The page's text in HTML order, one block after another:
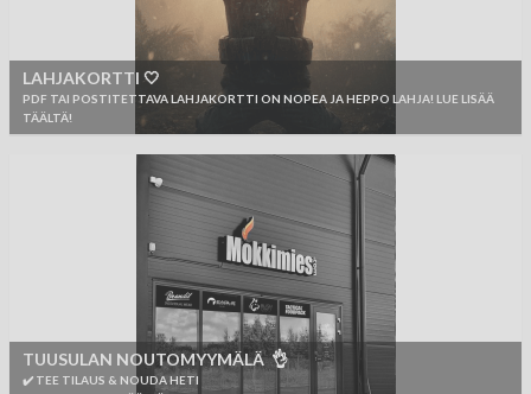
LAHJAKORTTI 🤍
PDF TAI POSTITETTAVA LAHJAKORTTI ON NOPEA JA HEPPO LAHJA! LUE LISÄÄ
TÄÄLTÄ!
TUUSULAN NOUTOMYYMÄLÄ 👌
✔️ TEE TILAUS & NOUDA HETI